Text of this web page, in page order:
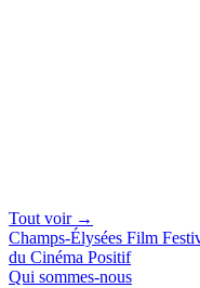
Tout voir →
Champs-Élysées Film
du Cinéma Positif
Qui sommes-nous